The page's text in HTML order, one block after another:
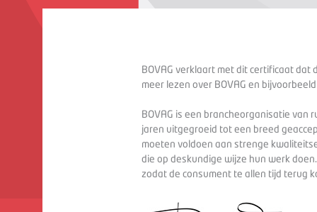
BOVAG verklaart met dit certificaat dat
meer lezen over BOVAG en
BOVAG is een brancheorganisatie van
jaren uitgegroeid tot een breed
moeten voldoen aan strenge
die op deskundige wijze hun werk
zodat de consument te allen tijd terug